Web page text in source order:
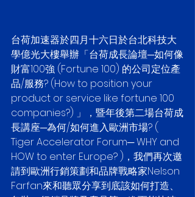
台荷加速器於四月十六日於台北科技大
學億光大樓舉辦「台荷成長論壇─如何像
財富100強 (Fortune 100) 的公司定位產
品/服務? (How to position your
product or service like fortune 100
companies?) 」，暨年後第二場台荷成
長講座─為何/如何進入歐洲市場? (
Tiger Accelerator Forum─ WHY and
HOW to enter Europe? )，我們再次邀
請到歐洲行銷策劃和品牌戰略家Nelson
Farfan來和聽眾分享到底該如何打造、